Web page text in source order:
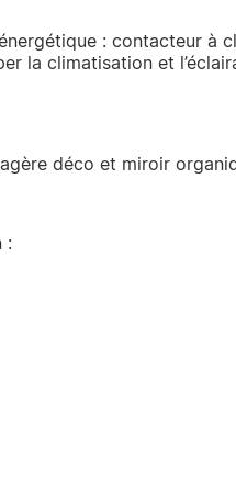
: contacteur à
la climatisation et
déco et miroir
: